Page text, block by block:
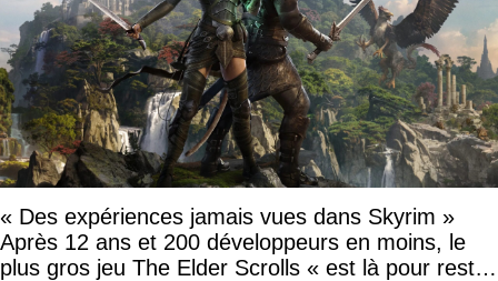
« Des expériences jamais vues dans Skyrim »
Après 12 ans et 200 développeurs en moins, le
plus gros jeu The Elder Scrolls « est là pour rester